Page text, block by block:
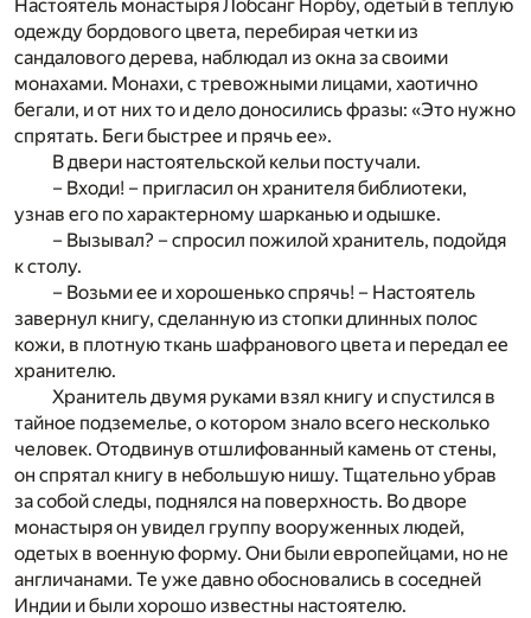
Настоятель монастыря Лобсанг Норбу, одетый в теплую
одежду бордового цвета, перебирая четки из
сандалового дерева, наблюдал из окна за своими
монахами. Монахи, с тревожными лицами, хаотично
бегали, и от них то и дело доносились фразы: «Это нужно
спрятать. Беги быстрее и прячь ее».
В двери настоятельской кельи постучали.
– Входи! – пригласил он хранителя библиотеки,
узнав его по характерному шарканью и одышке.
– Вызывал? – спросил пожилой хранитель, подойдя
к столу.
– Возьми ее и хорошенько спрячь! – Настоятель
завернул книгу, сделанную из стопки длинных полос
кожи, в плотную ткань шафранового цвета и передал ее
хранителю.
Хранитель двумя руками взял книгу и спустился в
тайное подземелье, о котором знало всего несколько
человек. Отодвинув отшлифованный камень от стены,
он спрятал книгу в небольшую нишу. Тщательно убрав
за собой следы, поднялся на поверхность. Во дворе
монастыря он увидел группу вооруженных людей,
одетых в военную форму. Они были европейцами, но не
англичанами. Те уже давно обосновались в соседней
Индии и были хорошо известны настоятелю.